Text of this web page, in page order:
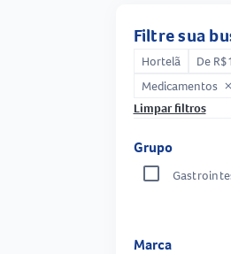
Filtre sua
Hortelã De
Medicamentos close
Limpar filtros
Grupo
Marca